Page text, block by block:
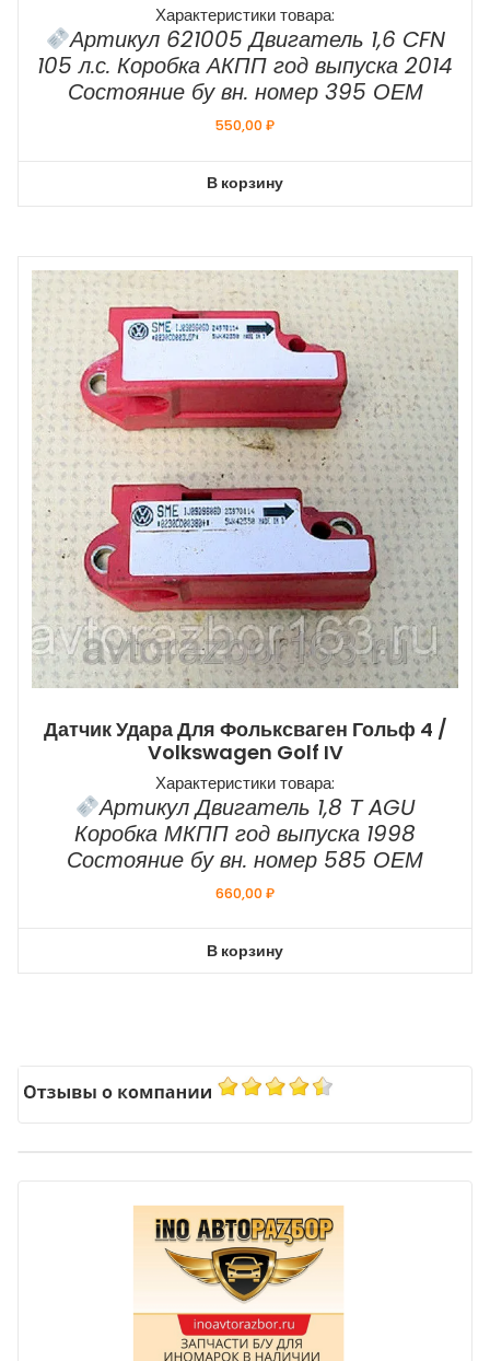
Характеристики товара:
Артикул 621005 Двигатель 1,6 CFN
105 л.с. Коробка АКПП год выпуска 2014
Состояние бу вн. номер 395 ОЕМ
550,00₽
В корзину
Датчик Удара Для Фольксваген Гольф 4 /
Volkswagen Golf IV
Характеристики товара:
Артикул Двигатель 1,8 Т AGU
Коробка МКПП год выпуска 1998
Состояние бу вн. номер 585 ОЕМ
660,00₽
В корзину